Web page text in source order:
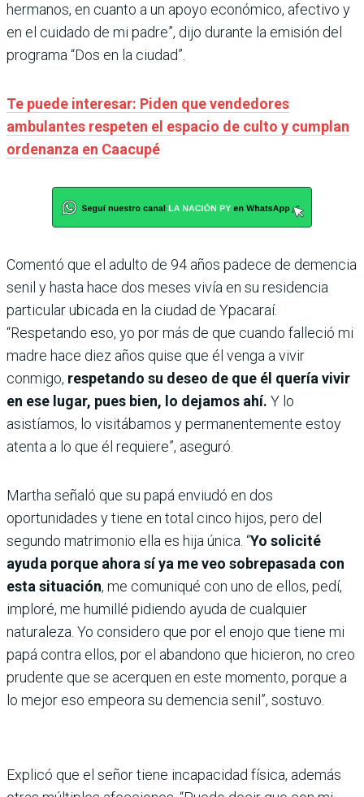
hermanos, en cuanto a un apoyo económico, afectivo y
en el cuidado de mi padre”, dijo durante la emisión del
programa “Dos en la ciudad”.
Te puede interesar: Piden que vendedores
ambulantes respeten el espacio de culto y cumplan
ordenanza en Caacupé
Comentó que el adulto de 94 años padece de demencia
senil y hasta hace dos meses vivía en su residencia
particular ubicada en la ciudad de Ypacaraí.
“Respetando eso, yo por más de que cuando falleció mi
madre hace diez años quise que él venga a vivir
conmigo, respetando su deseo de que él quería vivir
en ese lugar, pues bien, lo dejamos ahí. Y lo
asistíamos, lo visitábamos y permanentemente estoy
atenta a lo que él requiere”, aseguró.
Martha señaló que su papá enviudó en dos
oportunidades y tiene en total cinco hijos, pero del
segundo matrimonio ella es hija única. “Yo solicité
ayuda porque ahora sí ya me veo sobrepasada con
esta situación, me comuniqué con uno de ellos, pedí,
imploré, me humillé pidiendo ayuda de cualquier
naturaleza. Yo considero que por el enojo que tiene mi
papá contra ellos, por el abandono que hicieron, no creo
prudente que se acerquen en este momento, porque a
lo mejor eso empeora su demencia senil”, sostuvo.
Explicó que el señor tiene incapacidad física, además